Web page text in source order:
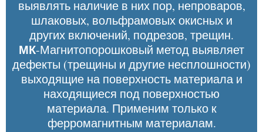
выявлять наличие в них пор, непроваров,
шлаковых, вольфрамовых окисных и
других включений, подрезов, трещин.
МК-Магнитопорошковый метод выявляет
дефекты (трещины и другие несплошности)
выходящие на поверхность материала и
находящиеся под поверхностью
материала. Применим только к
ферромагнитным материалам.